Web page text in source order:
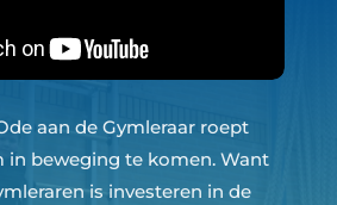
actie!
aan de Gymleraar roept
in beweging te komen. Want
is investeren in de